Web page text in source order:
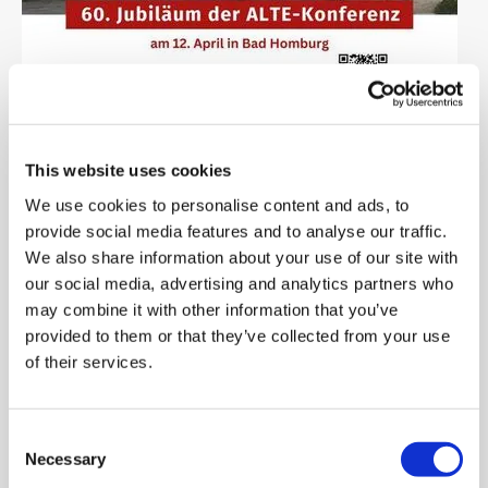
This website uses cookies
We use cookies to personalise content and ads, to
provide social media features and to analyse our traffic.
We also share information about your use of our site with
our social media, advertising and analytics partners who
may combine it with other information that you’ve
provided to them or that they’ve collected from your use
of their services.
Selection
Necessary
09.02.2024 Aktuelles
ALTE-Konferenz im
Kongresscenter Bad
Homburg
„Mark your Calendar!“
Am 12.04.2024 ist es so weit – die ALTE-Konferenz im
Kongresscenter Bad Homburg steht vor der Tür! Wir als